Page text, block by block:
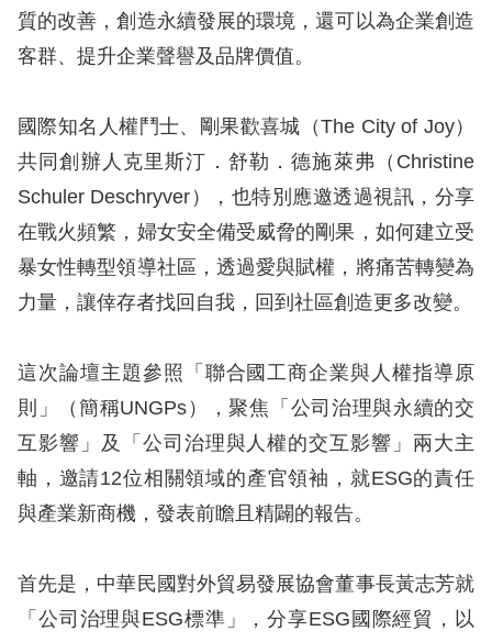
無
障
捷
鍵
選
擇
兒少版
回
頁
質的改善，創造永續發展的環境，還可以為企業創造
客群、提升企業聲譽及品牌價值。
國際知名人權鬥士、剛果歡喜城（The City of Joy）
共同創辦人克里斯汀．舒勒．德施萊弗（Christine
Schuler Deschryver），也特別應邀透過視訊，分享
在戰火頻繁，婦女安全備受威脅的剛果，如何建立受
暴女性轉型領導社區，透過愛與賦權，將痛苦轉變為
力量，讓倖存者找回自我，回到社區創造更多改變。
這次論壇主題參照「聯合國工商企業與人權指導原
則」（簡稱UNGPs），聚焦「公司治理與永續的交
互影響」及「公司治理與人權的交互影響」兩大主
軸，邀請12位相關領域的產官領袖，就ESG的責任
與產業新商機，發表前瞻且精闢的報告。
首先是，中華民國對外貿易發展協會董事長黃志芳就
「公司治理與ESG標準」，分享ESG國際經貿，以